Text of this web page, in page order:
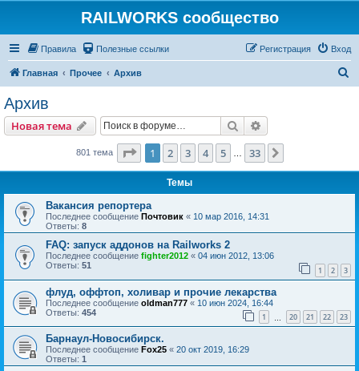
RAILWORKS сообщество
Правила Полезные ссылки Вход
Регистрация
Главная Прочее Архив
Архив
Новая тема Поиск
801 тема Страница из 33
1 2 3 4 5 33
Темы
Вакансия репортера
Последнее сообщение Почтовик « 10 мар 2016, 14:31
Ответы: 8
FAQ: запуск аддонов на Railworks 2
Последнее сообщение fighter2012 « 04 июн 2012, 13:06
Ответы: 51 1 2 3
флуд, оффтоп, холивар и прочие лекарства
Последнее сообщение oldman777 « 10 июн 2024, 16:44
Ответы: 454 1 20 21 22 23
Барнаул-Новосибирск.
Последнее сообщение Fox25 « 20 окт 2019, 16:29
Ответы: 1